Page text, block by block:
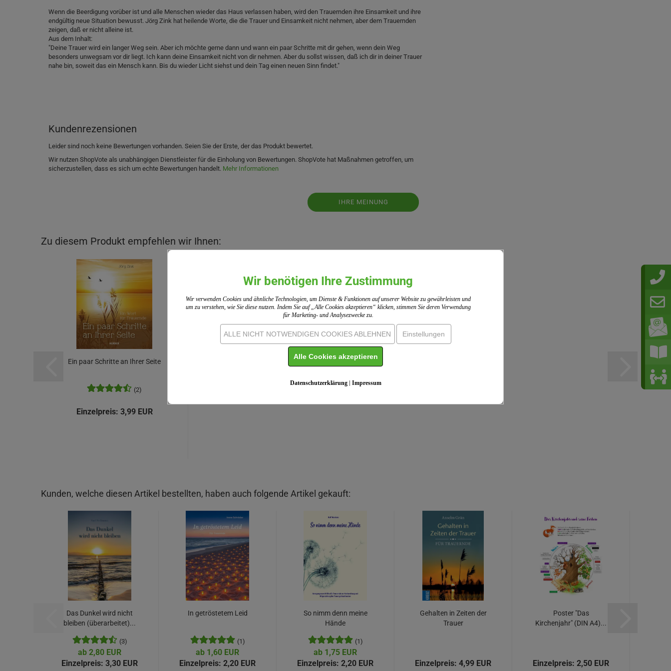
Wenn die Beerdigung vorüber ist und alle Menschen wieder das Haus verlassen haben, wird den Trauernden ihre Einsamkeit und ihre
endgültig neue Situation bewusst. Jörg Zink hat heilende Worte, die die Trauer und Einsamkeit nicht nehmen, aber dem Trauernden
zeigen, daß er nicht alleine ist.
Aus dem Inhalt:
"Deine Trauer wird ein langer Weg sein. Aber ich möchte gerne dann und wann ein paar Schritte mit dir gehen, wenn dein Weg
besonders unwegsam vor dir liegt. Ich kann deine Einsamkeit nicht von dir nehmen. Aber du sollst wissen, daß ich dir in deiner Trauer
nahe bin, soweit das ein Mensch kann. Bis du wieder Licht siehst und dein Tag einen neuen Sinn findet."
Kundenrezensionen
Leider sind noch keine Bewertungen vorhanden. Seien Sie der Erste, der das Produkt bewertet.
Wir nutzen ShopVote als unabhängigen Dienstleister für die Einholung von Bewertungen. ShopVote hat Maßnahmen getroffen, um
sicherzustellen, dass es sich um echte Bewertungen handelt. Mehr Informationen
IHRE MEINUNG
Zu diesem Produkt empfehlen wir Ihnen:
Ein paar Schritte an Ihrer Seite
(2)
Einzelpreis: 3,99 EUR
Kunden, welche diesen Artikel bestellten, haben auch folgende Artikel gekauft:
Das Dunkel wird nicht
bleiben (überarbeitet)...
(3)
ab 2,80 EUR
Einzelpreis: 3,30 EUR
In getröstetem Leid
(1)
ab 1,60 EUR
Einzelpreis: 2,20 EUR
So nimm denn meine
Hände
(1)
ab 1,75 EUR
Einzelpreis: 2,20 EUR
Gehalten in Zeiten der
Trauer
Einzelpreis: 4,99 EUR
Poster "Das
Kirchenjahr" (DIN A4)...
Einzelpreis: 2,50 EUR
Wir benötigen Ihre Zustimmung
Wir verwenden Cookies und ähnliche Technologien, um Dienste & Funktionen auf unserer Website zu gewährleisten und
um zu verstehen, wie Sie diese nutzen. Indem Sie auf „Alle Cookies akzeptieren“ klicken, stimmen Sie deren Verwendung
für Marketing- und Analysezwecke zu.
ALLE NICHT NOTWENDIGEN COOKIES ABLEHNEN Einstellungen
Alle Cookies akzeptieren
Datenschutzerklärung| Impressum